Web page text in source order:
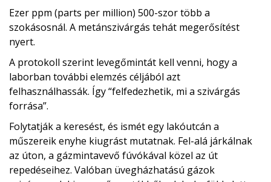
Ezer ppm (parts per million) 500-szor több a
szokásosnál. A metánszivárgás tehát megerősítést
nyert.
A protokoll szerint levegőmintát kell venni, hogy a
laborban további elemzés céljából azt
felhasználhassák. Így “felfedezhetik, mi a szivárgás
forrása”.
Folytatják a keresést, és ismét egy lakóutcán a
műszereik enyhe kiugrást mutatnak. Fel-alá járkálnak
az úton, a gázmintavevő fúvókával közel az út
repedéseihez. Valóban üvegházhatású gázok